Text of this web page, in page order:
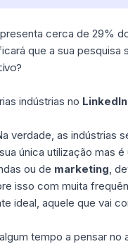
cerca de 29%
que a sua pesquisa
indústrias no LinkedIn
verdade, as indústrias
única utilização mas
ou de marketing ,
isso com muita
ideal, aquele que vai
tempo a pensar no